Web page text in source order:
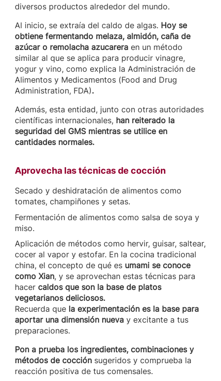
diversos productos alrededor del mundo.
Al inicio, se extraía del caldo de algas. Hoy se
obtiene fermentando melaza, almidón, caña de
azúcar o remolacha azucarera en un método
similar al que se aplica para producir vinagre,
yogur y vino, como explica la Administración de
Alimentos y Medicamentos (Food and Drug
Administration, FDA).
Además, esta entidad, junto con otras autoridades
científicas internacionales, han reiterado la
seguridad del GMS mientras se utilice en
cantidades normales.
Aprovecha las técnicas de cocción
Secado y deshidratación de alimentos como
tomates, champiñones y setas.
Fermentación de alimentos como salsa de soya y
miso.
Aplicación de métodos como hervir, guisar, saltear,
cocer al vapor y estofar. En la cocina tradicional
china, el concepto de qué es umami se conoce
como Xian, y se aprovechan estas técnicas para
hacer caldos que son la base de platos
vegetarianos deliciosos.
Recuerda que la experimentación es la base para
aportar una dimensión nueva y excitante a tus
preparaciones.
Pon a prueba los ingredientes, combinaciones y
métodos de cocción sugeridos y comprueba la
reacción positiva de tus comensales.